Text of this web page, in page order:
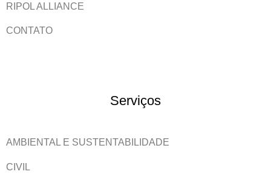
RIPOL ALLIANCE
CONTATO
Serviços
AMBIENTAL E SUSTENTABILIDADE
CIVIL